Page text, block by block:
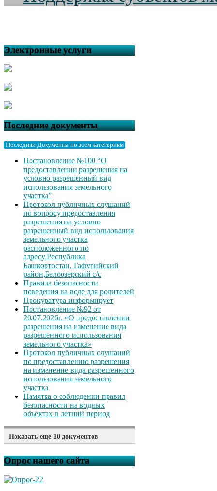
Электронные услуги
Последние документы
Последнии Документы по всем категориям
Постановление №100 “О
предоставлении разрешения на
условно разрешенный вид
использования земельного
участка”
Протокол публичных слушаний
по вопросу предоставления
разрешения на условно
разрешенный вид использования
земельного участка
расположенного по
адресу:Республика
Башкортостан, Гафурийский
район,Белоозерский с/с
Правила безопасности
поведения на воде для родителей
Прокуратура информирует
Постановление №92 от
20.07.2026г. «О предоставлении
разрешения на изменение вида
разрешенного использования
земельного участка»
Протокол публичных слушаний
по предоставлению разрешения
на изменение вида разрешенного
использования земельного
участка
Памятка о соблюдении правил
безопасности на водных
объектах в летний период
Показать еще 10 документов
земельных участков
Прокуратура информирует
Прокуратура информирует
Опрос нашего сайта